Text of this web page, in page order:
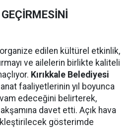
edilen kültürel etkinlik,
ve ailelerin birlikte kaliteli
Kırıkkale Belediyesi
faaliyetlerinin yıl boyunca
edeceğini belirterek,
davet etti. Açık hava
gösterimde